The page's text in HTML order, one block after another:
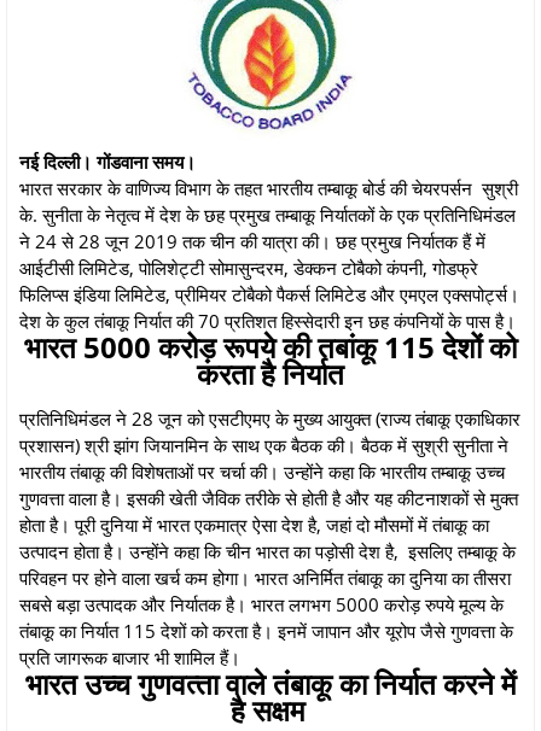
नई दिल्ली। गोंडवाना समय।
भारत सरकार के वाणिज्य विभाग के तहत भारतीय तम्बाकू बोर्ड की चेयरपर्सन सुश्री
के. सुनीता के नेतृत्‍व में देश के छह प्रमुख तम्बाकू निर्यातकों के एक प्रतिनिधिमंडल
ने 24 से 28 जून 2019 तक चीन की यात्रा की। छह प्रमुख निर्यातक हैं में
आईटीसी लिमिटेड, पोलिशेट्टी सोमासुन्‍दरम, डेक्‍कन टोबैको कंपनी, गोडफ्रे
फिलिप्‍स इंडिया लिमिटेड, प्रीमियर टोबैको पैकर्स लिमिटेड और एमएल एक्‍सपोर्ट्स।
देश के कुल तंबाकू निर्यात की 70 प्रतिशत हिस्‍सेदारी इन छह कंपनियों के पास है।
भारत 5000 करोड़ रूपये की तबांकू 115 देशों को
करता है निर्यात
प्रतिनिधिमंडल ने 28 जून को एसटीएमए के मुख्य आयुक्त (राज्य तंबाकू एकाधिकार
प्रशासन) श्री झांग जियानमिन के साथ एक बैठक की। बैठक में सुश्री सुनीता ने
भारतीय तंबाकू की विशेषताओं पर चर्चा की। उन्होंने कहा कि भारतीय तम्बाकू उच्च
गुणवत्ता वाला है। इसकी खेती जैविक तरीके से होती है और यह कीटनाशकों से मुक्‍त
होता है। पूरी दुनिया में भारत एकमात्र ऐसा देश है, जहां दो मौसमों में तंबाकू का
उत्पादन होता है। उन्‍होंने कहा कि चीन भारत का पड़ोसी देश है, इसलिए तम्‍बाकू के
परिवहन पर होने वाला खर्च कम होगा। भारत अनिर्मित तंबाकू का दुनिया का तीसरा
सबसे बड़ा उत्‍पादक और निर्यातक है। भारत लगभग 5000 करोड़ रुपये मूल्‍य के
तंबाकू का निर्यात 115 देशों को करता है। इनमें जापान और यूरोप जैसे गुणवत्ता के
प्रति जागरूक बाजार भी शामिल हैं।
भारत उच्‍च गुणवत्‍ता वाले तंबाकू का निर्यात करने में
है सक्षम